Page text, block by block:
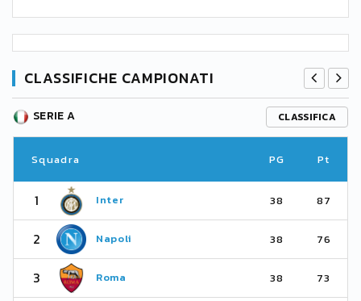
CLASSIFICHE CAMPIONATI
SERIE A CLASSIFICA
Squadra PG Pt
1 Inter 38 87
2 Napoli 38 76
3 Roma 38 73